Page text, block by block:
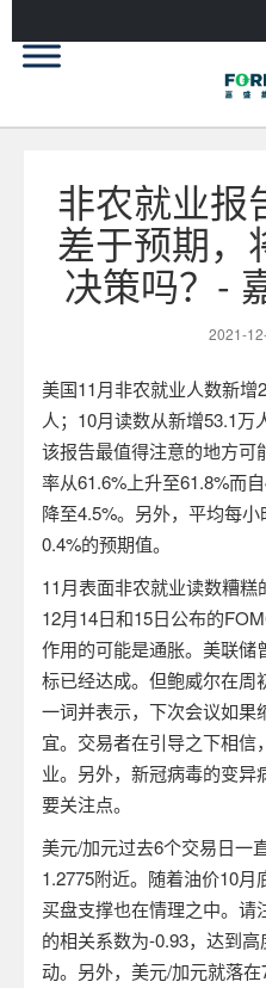
非农就业报
差于预期，
决策吗？-
2021-
美国11月非农就业人数新增
人； 10月读数从新增53.1万
该报告最值得注意的地方可
率从61.6% 上升至61.8%而自
降至4.5%。另外，平均每小
0.4%的预期值。
11月表面非农就业读数糟
12月14日和15日公布的
作用的可能是通胀。美联储
标已经达成。但鲍威尔在周
一词并表示，下次会议如果
宜。交易者在引导之下相
业。另外，新冠病毒的变异
要关注点。
美元/加元过去6个交易日一
1.2775附近。随着油价10月
买盘支撑也在情理之中。请
的相关系数为-0.93，达到
动。另外，美元/加元就落在